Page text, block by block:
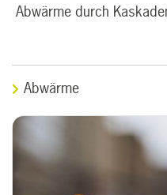
Abwärme durch
Abwärme